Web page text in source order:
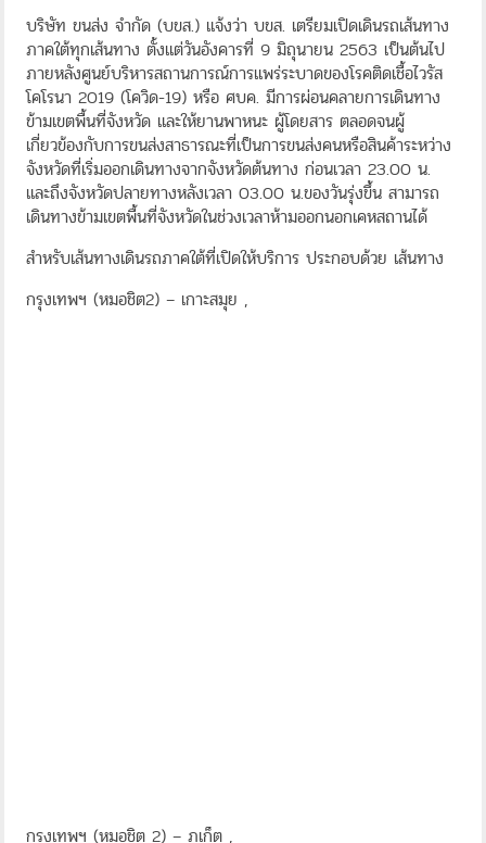
บริษัท ขนส่ง จำกัด (บขส.) แจ้งว่า บขส. เตรียมเปิดเดินรถเส้นทาง
ภาคใต้ทุกเส้นทาง ตั้งแต่วันอังคารที่ 9 มิถุนายน 2563 เป็นต้นไป
ภายหลังศูนย์บริหารสถานการณ์การแพร่ระบาดของโรคติดเชื้อไวรัส
โคโรนา 2019 (โควิด-19) หรือ ศบค. มีการผ่อนคลายการเดินทาง
ข้ามเขตพื้นที่จังหวัด และให้ยานพาหนะ ผู้โดยสาร ตลอดจนผู้
เกี่ยวข้องกับการขนส่งสาธารณะที่เป็นการขนส่งคนหรือสินค้าระหว่าง
จังหวัดที่เริ่มออกเดินทางจากจังหวัดต้นทาง ก่อนเวลา 23.00 น.
และถึงจังหวัดปลายทางหลังเวลา 03.00 น.ของวันรุ่งขึ้น สามารถ
เดินทางข้ามเขตพื้นที่จังหวัดในช่วงเวลาห้ามออกนอกเคหสถานได้
สำหรับเส้นทางเดินรถภาคใต้ที่เปิดให้บริการ ประกอบด้วย เส้นทาง
กรุงเทพฯ (หมอชิต2) – เกาะสมุย ,
กรุงเทพฯ (หมอชิต 2) – ภูเก็ต ,